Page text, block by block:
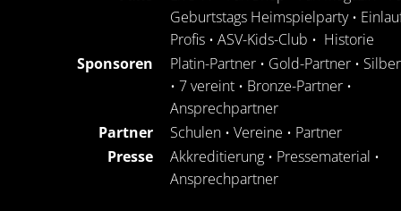
Geburtstags Heimspielparty•
Profis • ASV-Kids-Club • Historie
Sponsoren
Platin-Partner • Gold-Partner •
• 7 vereint • Bronze-Partner •
Ansprechpartner
Partner
Schulen • Vereine • Partner
Presse
Akkreditierung • Pressematerial •
Ansprechpartner